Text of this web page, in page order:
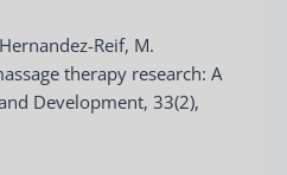
Reif, M.
therapy research: A
Development, 33(2),